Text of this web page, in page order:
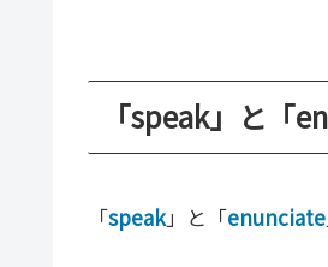
「speak」と「
「speak」と「enunciate